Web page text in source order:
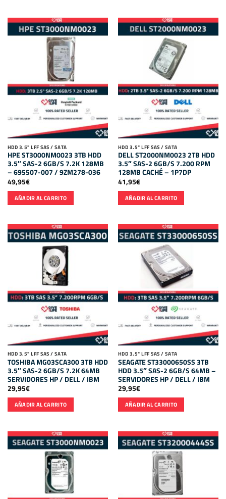
HDD 3.5" LFF SAS / SATA
HPE ST3000NM0023 3TB HDD
3.5″ SAS-2 6GB/S 7.2K 128MB
– 695507-007 / 9ZM278-036
49,95€
AÑADIR AL CARRITO
HDD 3.5" LFF SAS / SATA
DELL ST2000NM0023 2TB HDD
3.5″ SAS-2 6GB/S 7.200 RPM
128MB CACHÉ – 1P7DP
41,95€
AÑADIR AL CARRITO
HDD 3.5" LFF SAS / SATA
TOSHIBA MG03SCA300 3TB HDD
3.5″ SAS-2 6GB/S 7.2K 64MB
SERVIDORES HP / DELL / IBM
29,95€
AÑADIR AL CARRITO
HDD 3.5" LFF SAS / SATA
SEAGATE ST33000650SS 3TB
HDD 3.5″ SAS-2 6GB/S 64MB –
SERVIDORES HP / DELL / IBM
29,95€
AÑADIR AL CARRITO